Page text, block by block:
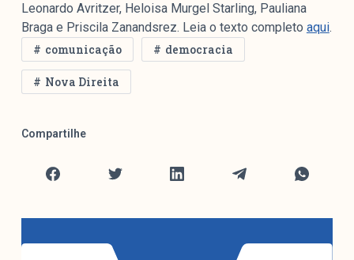
Parceria
Leonardo Avritzer, Heloisa Murgel Starling, Pauliana
Braga e Priscila Zanandsrez. Leia o texto completo aqui.
comunicação
democracia
Nova Direita
Compartilhe